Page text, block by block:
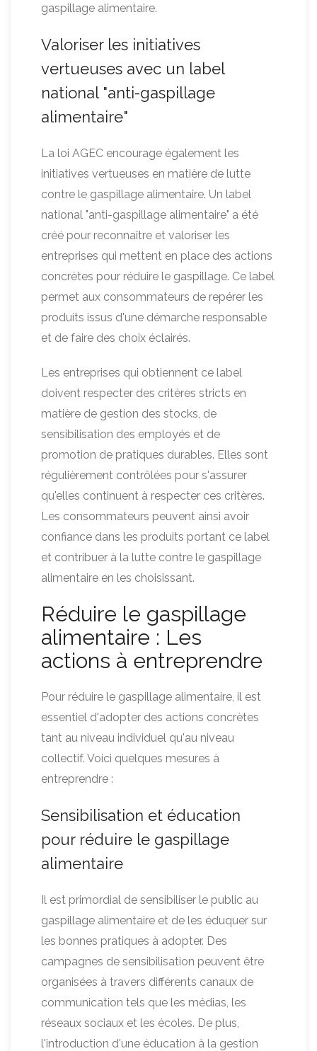
gaspillage alimentaire.
Valoriser les initiatives
vertueuses avec un label
national "anti-gaspillage
alimentaire"
La loi AGEC encourage également les
initiatives vertueuses en matière de lutte
contre le gaspillage alimentaire. Un label
national "anti-gaspillage alimentaire" a été
créé pour reconnaître et valoriser les
entreprises qui mettent en place des actions
concrètes pour réduire le gaspillage. Ce label
permet aux consommateurs de repérer les
produits issus d'une démarche responsable
et de faire des choix éclairés.
Les entreprises qui obtiennent ce label
doivent respecter des critères stricts en
matière de gestion des stocks, de
sensibilisation des employés et de
promotion de pratiques durables. Elles sont
régulièrement contrôlées pour s'assurer
qu'elles continuent à respecter ces critères.
Les consommateurs peuvent ainsi avoir
confiance dans les produits portant ce label
et contribuer à la lutte contre le gaspillage
alimentaire en les choisissant.
Réduire le gaspillage
alimentaire : Les
actions à entreprendre
Pour réduire le gaspillage alimentaire, il est
essentiel d'adopter des actions concrètes
tant au niveau individuel qu'au niveau
collectif. Voici quelques mesures à
entreprendre :
Sensibilisation et éducation
pour réduire le gaspillage
alimentaire
Il est primordial de sensibiliser le public au
gaspillage alimentaire et de les éduquer sur
les bonnes pratiques à adopter. Des
campagnes de sensibilisation peuvent être
organisées à travers différents canaux de
communication tels que les médias, les
réseaux sociaux et les écoles. De plus,
l'introduction d'une éducation à la gestion